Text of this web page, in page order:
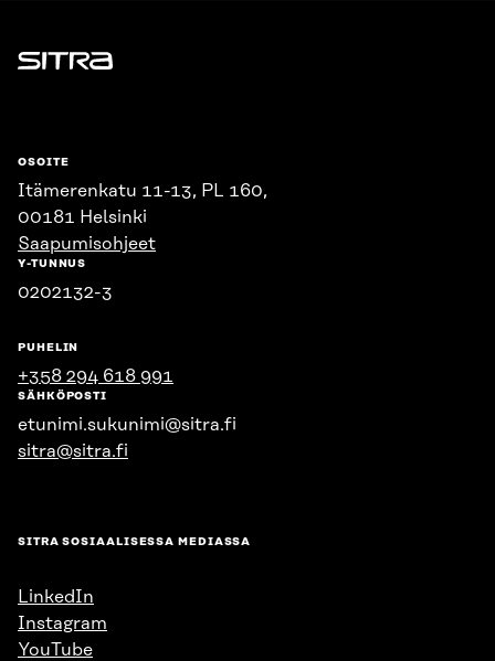
Sitra
OSOITE
Itämerenkatu 11-13, PL 160,
00181 Helsinki
Saapumisohjeet
Y-TUNNUS
0202132-3
PUHELIN
+358 294 618 991
SÄHKÖPOSTI
etunimi.sukunimi@sitra.fi
sitra@sitra.fi
SITRA SOSIAALISESSA MEDIASSA
LinkedIn
Instagram
YouTube